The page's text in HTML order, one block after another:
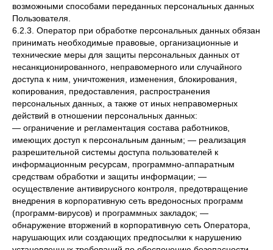
возможными способами переданных персональных данных
Пользователя.
6.2.3. Оператор при обработке персональных данных обязан
принимать необходимые правовые, организационные и
технические меры для защиты персональных данных от
несанкционированного, неправомерного или случайного
доступа к ним, уничтожения, изменения, блокирования,
копирования, предоставления, распространения
персональных данных, а также от иных неправомерных
действий в отношении персональных данных:
— ограничение и регламентация состава работников,
имеющих доступ к персональным данным; — реализация
разрешительной системы доступа пользователей к
информационным ресурсам, программно-аппаратным
средствам обработки и защиты информации; —
осуществление антивирусного контроля, предотвращение
внедрения в корпоративную сеть вредоносных программ
(программ-вирусов) и программных закладок; —
обнаружение вторжений в корпоративную сеть Оператора,
нарушающих или создающих предпосылки к нарушению